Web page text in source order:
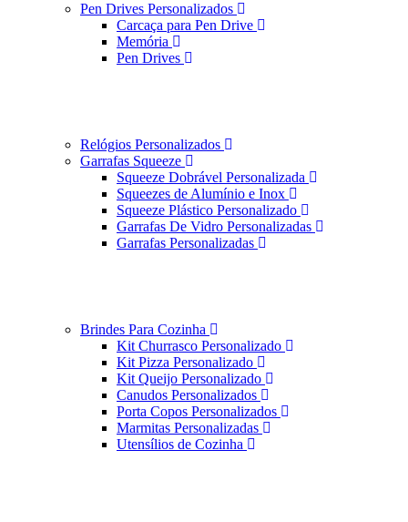
Pen Drives Personalizados
Carcaça para Pen Drive
Memória
Pen Drives
Relógios Personalizados
Garrafas Squeeze
Squeeze Dobrável Personalizada
Squeezes de Alumínio e Inox
Squeeze Plástico Personalizado
Garrafas De Vidro Personalizadas
Garrafas Personalizadas
Brindes Para Cozinha
Kit Churrasco Personalizado
Kit Pizza Personalizado
Kit Queijo Personalizado
Canudos Personalizados
Porta Copos Personalizados
Marmitas Personalizadas
Utensílios de Cozinha